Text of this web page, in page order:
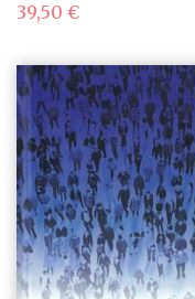
39,50 €